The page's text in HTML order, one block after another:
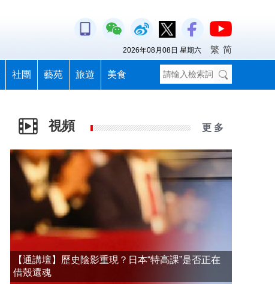
社團 藝苑 旅遊 美食
2026年08月08日 星期六 繁 简
視頻 更 多
【通講壇】歷史陰影重現？日本“特高課”是否正在
借殼還魂